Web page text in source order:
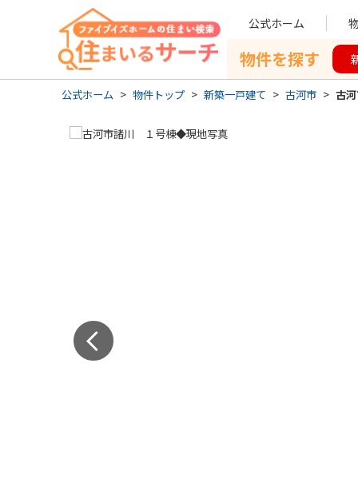
公式ホーム
物件を探す
公式ホーム > 物件トップ > 新築一戸建て > 古河市 > 古